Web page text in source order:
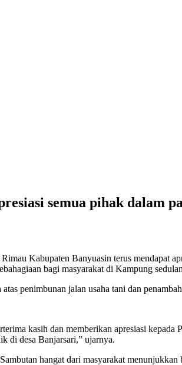
semua pihak dalam
Kabupaten Banyuasin terus mendapat
bagi masyarakat di Kampung
penimbunan jalan usaha tani dan
kasih dan memberikan apresiasi kepada
di desa Banjarsari,” ujarnya.
hangat dari masyarakat